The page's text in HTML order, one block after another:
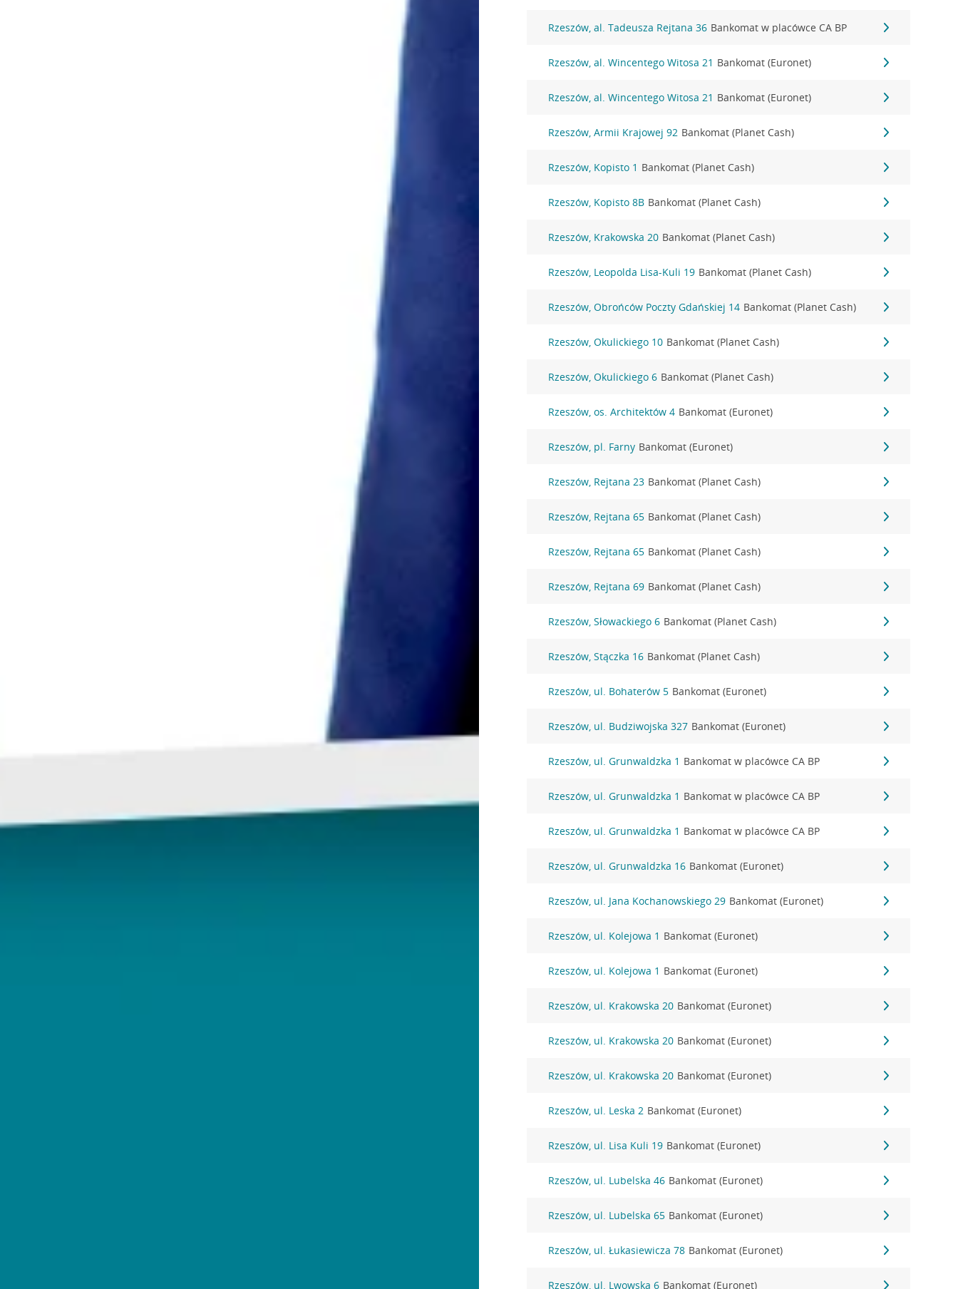
Rzeszów, al. Tadeusza Rejtana 36 Bankomat w placówce CA BP
Rzeszów, al. Wincentego Witosa 21 Bankomat (Euronet)
Rzeszów, al. Wincentego Witosa 21 Bankomat (Euronet)
Rzeszów, Armii Krajowej 92 Bankomat (Planet Cash)
Rzeszów, Kopisto 1 Bankomat (Planet Cash)
Rzeszów, Kopisto 8B Bankomat (Planet Cash)
Rzeszów, Krakowska 20 Bankomat (Planet Cash)
Rzeszów, Leopolda Lisa-Kuli 19 Bankomat (Planet Cash)
Rzeszów, Obrońców Poczty Gdańskiej 14 Bankomat (Planet Cash)
Rzeszów, Okulickiego 10 Bankomat (Planet Cash)
Rzeszów, Okulickiego 6 Bankomat (Planet Cash)
Rzeszów, os. Architektów 4 Bankomat (Euronet)
Rzeszów, pl. Farny Bankomat (Euronet)
Rzeszów, Rejtana 23 Bankomat (Planet Cash)
Rzeszów, Rejtana 65 Bankomat (Planet Cash)
Rzeszów, Rejtana 65 Bankomat (Planet Cash)
Rzeszów, Rejtana 69 Bankomat (Planet Cash)
Rzeszów, Słowackiego 6 Bankomat (Planet Cash)
Rzeszów, Stączka 16 Bankomat (Planet Cash)
Rzeszów, ul. Bohaterów 5 Bankomat (Euronet)
Rzeszów, ul. Budziwojska 327 Bankomat (Euronet)
Rzeszów, ul. Grunwaldzka 1 Bankomat w placówce CA BP
Rzeszów, ul. Grunwaldzka 1 Bankomat w placówce CA BP
Rzeszów, ul. Grunwaldzka 1 Bankomat w placówce CA BP
Rzeszów, ul. Grunwaldzka 16 Bankomat (Euronet)
Rzeszów, ul. Jana Kochanowskiego 29 Bankomat (Euronet)
Rzeszów, ul. Kolejowa 1 Bankomat (Euronet)
Rzeszów, ul. Kolejowa 1 Bankomat (Euronet)
Rzeszów, ul. Krakowska 20 Bankomat (Euronet)
Rzeszów, ul. Krakowska 20 Bankomat (Euronet)
Rzeszów, ul. Krakowska 20 Bankomat (Euronet)
Rzeszów, ul. Leska 2 Bankomat (Euronet)
Rzeszów, ul. Lisa Kuli 19 Bankomat (Euronet)
Rzeszów, ul. Lubelska 46 Bankomat (Euronet)
Rzeszów, ul. Lubelska 65 Bankomat (Euronet)
Rzeszów, ul. Łukasiewicza 78 Bankomat (Euronet)
Rzeszów, ul. Lwowska 6 Bankomat (Euronet)